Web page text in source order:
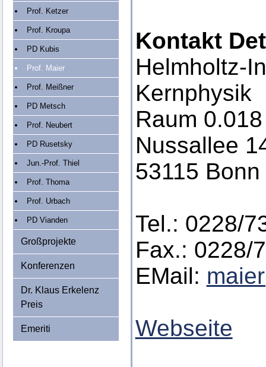
Prof. Ketzer
Prof. Kroupa
PD Kubis
Prof. Maier
Prof. Meißner
PD Metsch
Prof. Neubert
PD Rusetsky
Jun.-Prof. Thiel
Prof. Thoma
Prof. Urbach
PD Vianden
Großprojekte
Konferenzen
Dr. Klaus Erkelenz
Preis
Emeriti
Kontakt
Helmholtz-
Kernphysik
Raum 0.018
Nussallee
53115 Bonn
Tel.: 0228/
Fax.: 0228/
EMail:
Webseite